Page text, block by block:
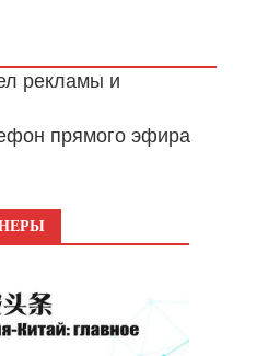
рекламы и
прямого эфира